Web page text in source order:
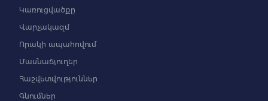
Կառուցվածքը
Վարչակազմ
Որակի ապահովում
Մասնաճյուղեր
Հաշվետվություններ
Գնումներ